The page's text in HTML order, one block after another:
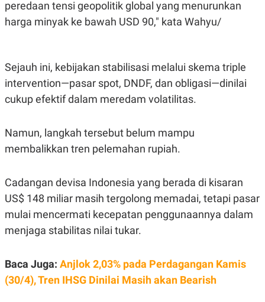
C
A
D
L
E
A
D
L
A
N
A
A
E
T
A
K
I
N
J
E
T
E
N
P
E
R
D
R
T
I
peredaan tensi geopolitik global yang menurunkan
harga minyak ke bawah USD 90," kata Wahyu/
Sejauh ini, kebijakan stabilisasi melalui skema triple
intervention—pasar spot, DNDF, dan obligasi—dinilai
cukup efektif dalam meredam volatilitas.
Namun, langkah tersebut belum mampu
membalikkan tren pelemahan rupiah.
Cadangan devisa Indonesia yang berada di kisaran
US$ 148 miliar masih tergolong memadai, tetapi pasar
mulai mencermati kecepatan penggunaannya dalam
menjaga stabilitas nilai tukar.
Baca Juga: Anjlok 2,03% pada Perdagangan Kamis
(30/4), Tren IHSG Dinilai Masih akan Bearish